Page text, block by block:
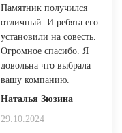
Памятник получился
отличный. И ребята его
установили на совесть.
Огромное спасибо. Я
довольна что выбрала
вашу компанию.
Наталья Зюзина
29.10.2024